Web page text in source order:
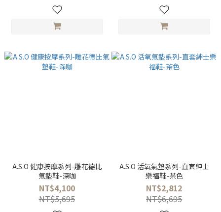
A.S.O 健康按摩系列-雕花德比
氣墊鞋-深咖
NT$4,100
NT$5,695
A.S.O 活氧氣墊系列-直套紳士
樂福鞋-茶色
NT$2,812
NT$6,695